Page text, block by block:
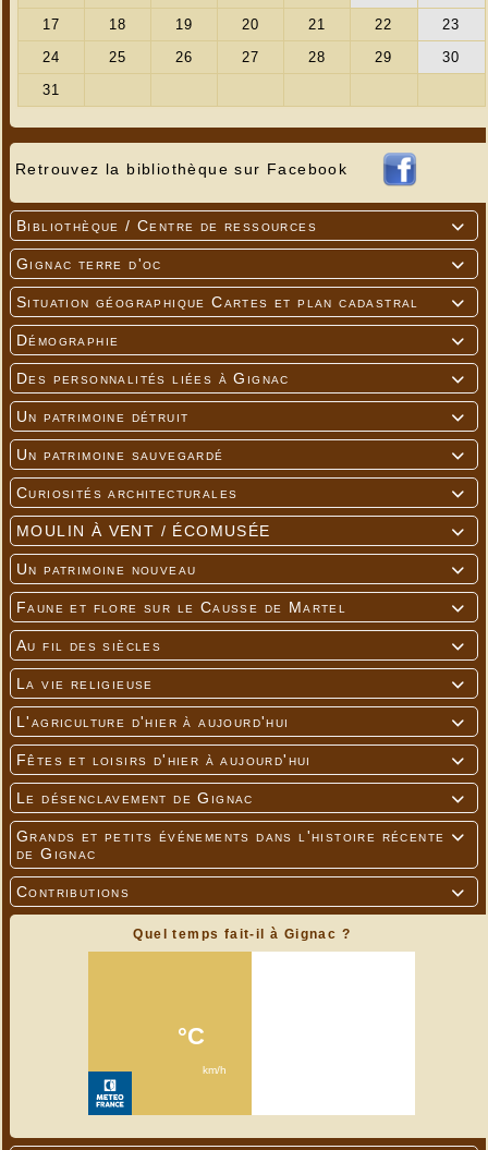
Retrouvez la bibliothèque sur Facebook

Bibliothèque / Centre de ressources

Gignac terre d'oc

Situation géographique Cartes et plan cadastral

Démographie

Des personnalités liées à Gignac

Un patrimoine détruit

Un patrimoine sauvegardé

Curiosités architecturales

MOULIN À VENT / ÉCOMUSÉE

Un patrimoine nouveau

Faune et flore sur le Causse de Martel

Au fil des siècles

La vie religieuse

L'agriculture d'hier à aujourd'hui

Fêtes et loisirs d'hier à aujourd'hui

Le désenclavement de Gignac

Grands et petits événements dans l'histoire récente
de Gignac

Contributions
Quel temps fait-il à Gignac ?